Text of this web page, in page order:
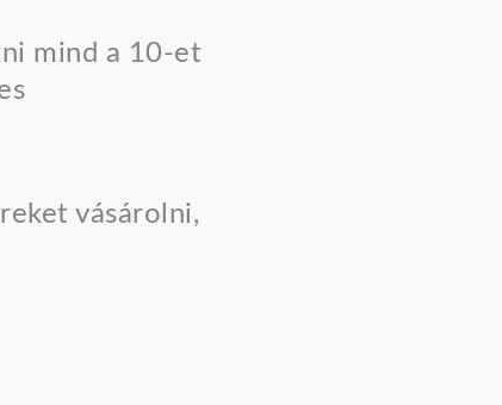
mind a 10-et
vásárolni,